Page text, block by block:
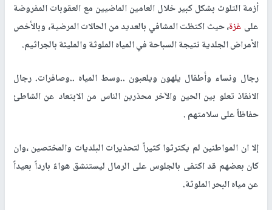
أزمة التلوث بشكل كبير خلال العامين الماضيين مع العقوبات المفروضة
على غزة، حيث اكتظت المشافي بالعديد من الحالات المرضية، وبالأخص
الأمراض الجلدية نتيجة السباحة في المياه الملوثة والمليئة بالجراثيم.
رجال ونساء وأطفال يلهون ويلعبون ..وسط المياه ..وصافرات. رجال
الانقاذ تعلو بين الحين والآخر محذرين الناس من الابتعاد عن الشاطئ
حفاظاً على سلامتهم .
إلا ان المواطنين لم يكترثوا كثيراً لتحذيرات البلديات والمختصين ،وان
كان بعضهم قد اكتفى بالجلوس على الرمال ليستنشق هواءً بارداً بعيداً
عن مياه البحر الملوثة.